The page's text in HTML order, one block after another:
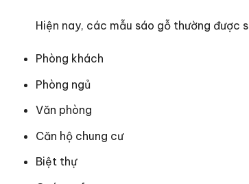
Hiện nay, các mẫu sáo gỗ thường được
Phòng khách
Phòng ngủ
Văn phòng
Căn hộ chung cư
Biệt thự